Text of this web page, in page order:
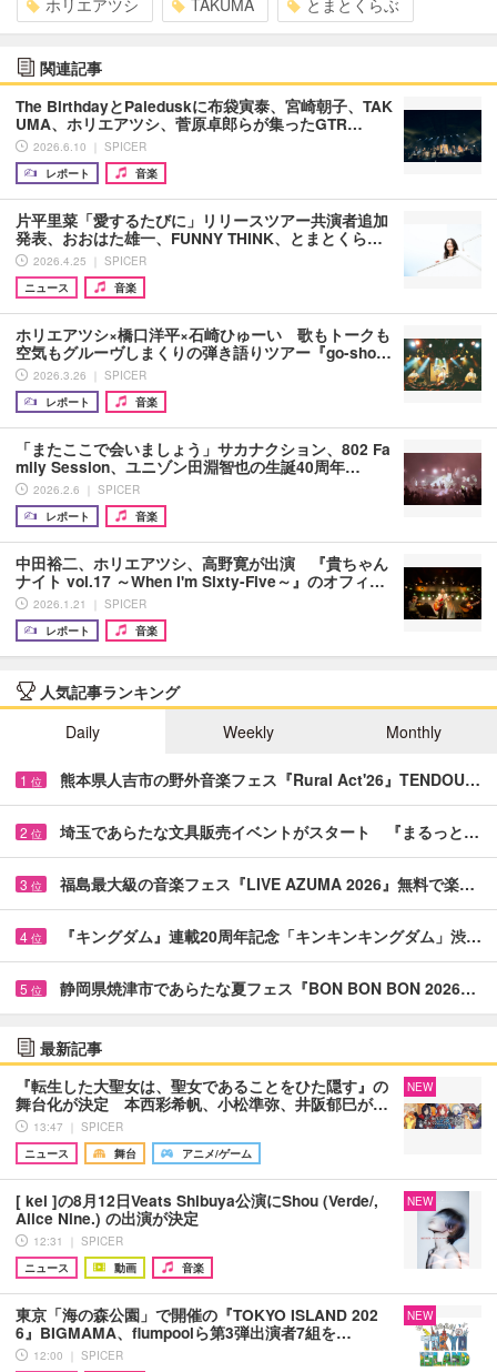
関連記事
The BirthdayとPaleduskに布袋寅泰、宮崎朝子、TAK
UMA、ホリエアツシ、菅原卓郎らが集ったGTR…
2026.6.10 ｜ SPICER
レポート
音楽
片平里菜「愛するたびに」リリースツアー共演者追加
発表、おおはた雄一、FUNNY THINK、とまとくら…
2026.4.25 ｜ SPICER
ニュース
音楽
ホリエアツシ×橋口洋平×石崎ひゅーい 歌もトークも
空気もグルーヴしまくりの弾き語りツアー『go-sho…
2026.3.26 ｜ SPICER
レポート
音楽
「またここで会いましょう」サカナクション、802 Fa
mily Session、ユニゾン田淵智也の生誕40周年…
2026.2.6 ｜ SPICER
レポート
音楽
中田裕二、ホリエアツシ、高野寛が出演 『貴ちゃん
ナイト vol.17 ～When I'm Sixty-Five～』のオフィ…
2026.1.21 ｜ SPICER
レポート
音楽
人気記事ランキング
Daily
Weekly Monthly
1 位 熊本県人吉市の野外音楽フェス『Rural Act'26』TENDOU…
2 位 埼玉であらたな文具販売イベントがスタート 『まるっと…
3 位 福島最大級の音楽フェス『LIVE AZUMA 2026』無料で楽…
4 位 『キングダム』連載20周年記念「キンキンキングダム」渋…
5 位 静岡県焼津市であらたな夏フェス『BON BON BON 2026…
最新記事
『転生した大聖女は、聖女であることをひた隠す』の
舞台化が決定 本西彩希帆、小松準弥、井阪郁巳が…
13:47 ｜ SPICER
ニュース
舞台 アニメ/ゲーム
NEW
[ kei ]の8月12日Veats Shibuya公演にShou (Verde/,
Alice Nine.) の出演が決定
12:31 ｜ SPICER
ニュース
動画 音楽
NEW
東京「海の森公園」で開催の『TOKYO ISLAND 202
6』BIGMAMA、flumpoolら第3弾出演者7組を…
12:00 ｜ SPICER
NEW